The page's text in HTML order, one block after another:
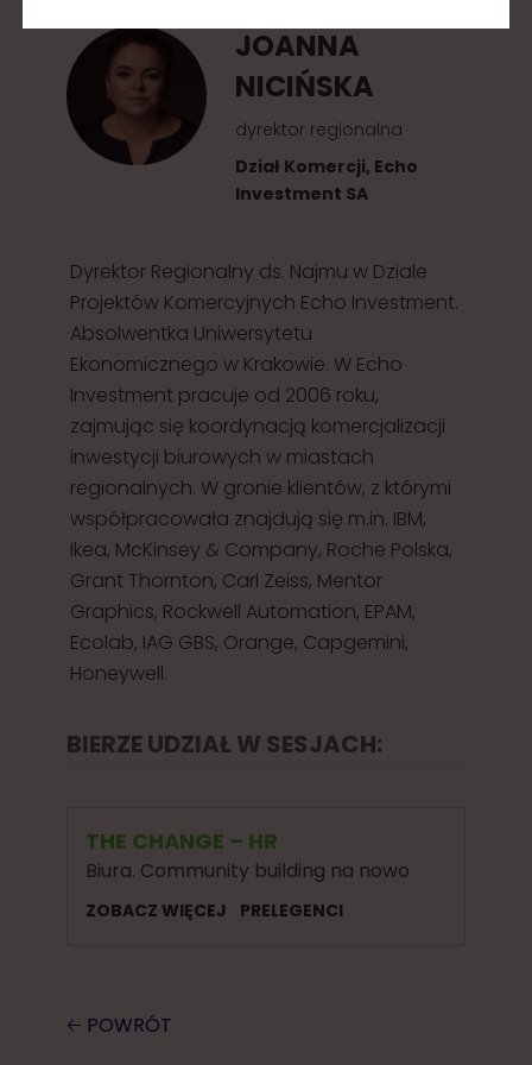
JOANNA
NICIŃSKA
dyrektor regionalna
Dział Komercji, Echo
Investment SA
Dyrektor Regionalny ds. Najmu w Dziale
Projektów Komercyjnych Echo Investment.
Absolwentka Uniwersytetu
Ekonomicznego w Krakowie. W Echo
Investment pracuje od 2006 roku,
zajmując się koordynacją komercjalizacji
inwestycji biurowych w miastach
regionalnych. W gronie klientów, z którymi
współpracowała znajdują się m.in. IBM,
Ikea, McKinsey & Company, Roche Polska,
Grant Thornton, Carl Zeiss, Mentor
Graphics, Rockwell Automation, EPAM,
Ecolab, IAG GBS, Orange, Capgemini,
Honeywell.
BIERZE UDZIAŁ W SESJACH:
THE CHANGE – HR
Biura. Community building na nowo
ZOBACZ WIĘCEJ PRELEGENCI
🡠 POWRÓT